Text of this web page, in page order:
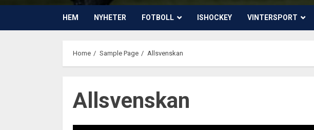
HEM NYHETER FOTBOLL ISHOCKEY VINTERSPORT
Home Sample Page Allsvenskan
Allsvenskan